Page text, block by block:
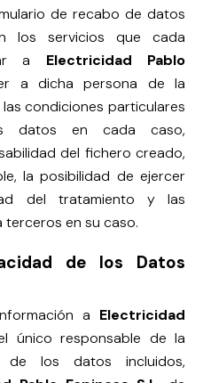
de recabo de datos
los servicios que cada
a Electricidad Pablo
a dicha persona de la
condiciones particulares
datos en cada caso,
del fichero creado,
la posibilidad de ejercer
del tratamiento y las
en su caso.
de los Datos
a Electricidad
único responsable de la
de los datos incluidos,